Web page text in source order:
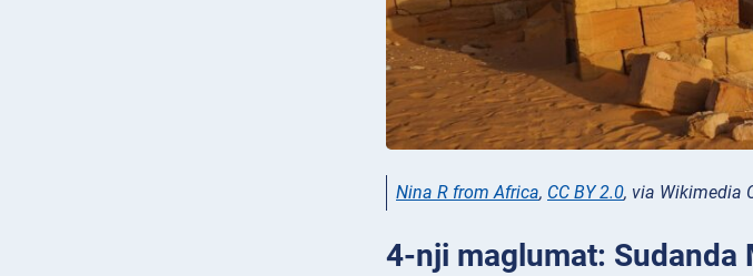
Nina R from Africa, CC BY 2.0, via Wikimedia
4-nji maglumat: Sudanda